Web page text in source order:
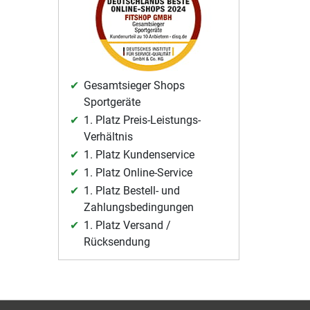
Gesamtsieger Shops
Sportgeräte
1. Platz Preis-Leistungs-
Verhältnis
1. Platz Kundenservice
1. Platz Online-Service
1. Platz Bestell- und
Zahlungsbedingungen
1. Platz Versand /
Rücksendung